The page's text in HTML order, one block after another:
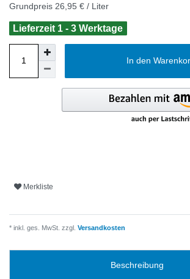
Grundpreis 26,95 € / Liter
Lieferzeit 1 - 3 Werktage
In den
Merkliste
* inkl. ges. MwSt. zzgl. Versandkosten
Beschreibung